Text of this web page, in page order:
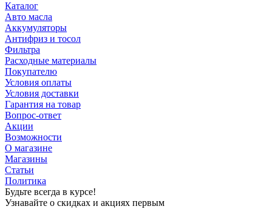
Каталог
Авто масла
Аккумуляторы
Антифриз и тосол
Фильтра
Расходные материалы
Покупателю
Условия оплаты
Условия доставки
Гарантия на товар
Вопрос-ответ
Акции
Возможности
О магазине
Магазины
Статьи
Политика
Будьте всегда в курсе!
Узнавайте о скидках и акциях первым